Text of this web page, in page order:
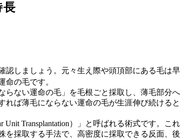
長
認しましょう。元々生え際や頭頂部にある毛は早
命の毛です。
らない運命の毛」を毛根ごと採取し、薄毛部分へ
れば薄毛にならない運命の毛が生涯伸び続けると
Transplantation）」と呼ばれる術式です。これ
を採取する手法で、高密度に採取できる反面、後